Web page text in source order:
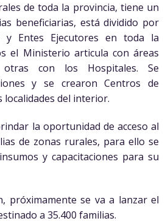
de toda la provincia, tiene un
beneficiarias, está dividido por
y Entes Ejecutores en toda la
el Ministerio articula con áreas
con los Hospitales. Se
y se crearon Centros de
localidades del interior.
la oportunidad de acceso al
de zonas rurales, para ello se
y capacitaciones para su
próximamente se va a lanzar el
a 35.400 familias.